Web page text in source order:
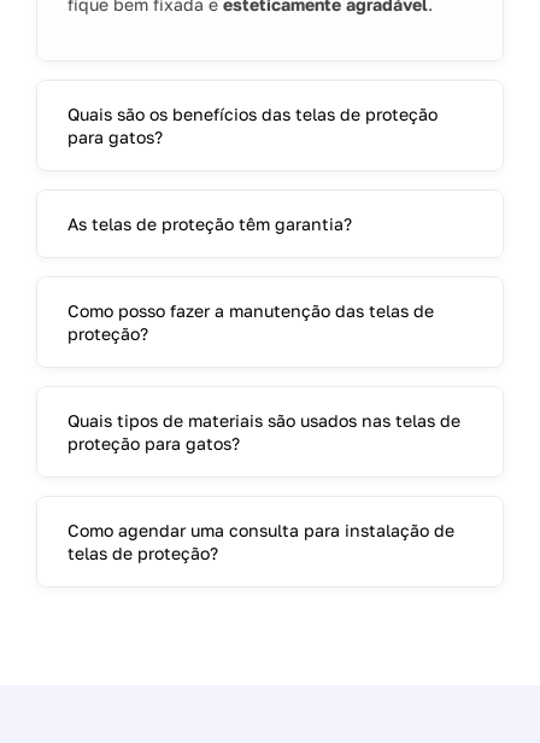
fique bem fixada e esteticamente agradável.
Quais são os benefícios das telas de proteção
para gatos?
As telas de proteção têm garantia?
Como posso fazer a manutenção das telas de
proteção?
Quais tipos de materiais são usados nas telas de
proteção para gatos?
Como agendar uma consulta para instalação de
telas de proteção?